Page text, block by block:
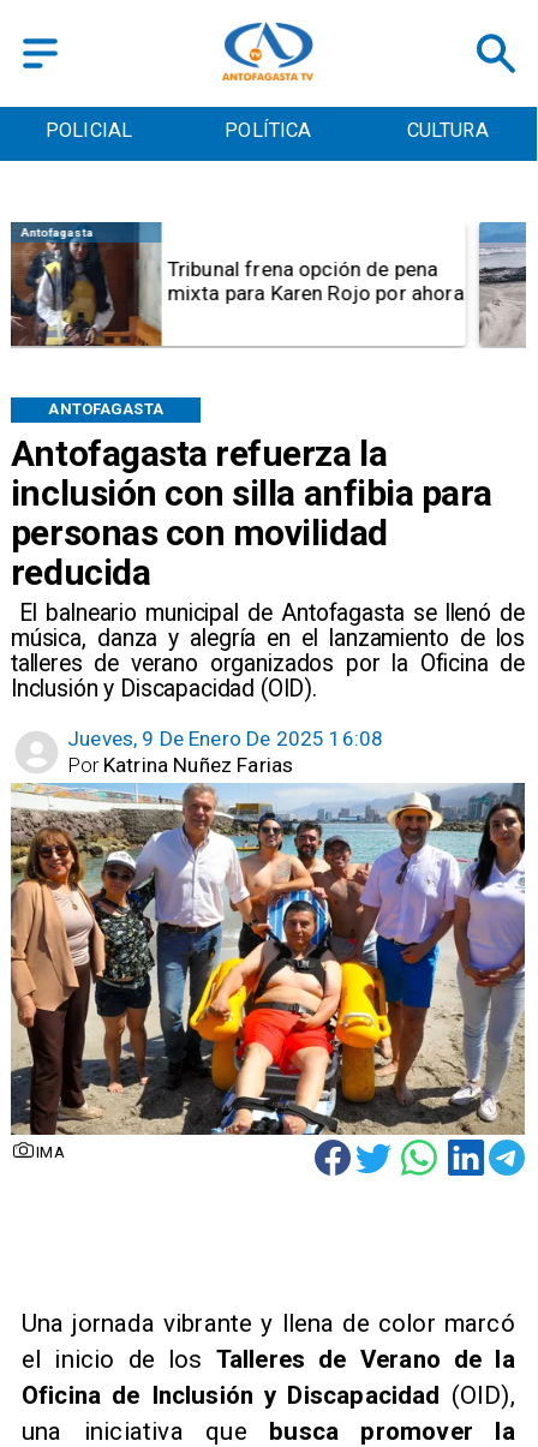
POLICIAL POLÍTICA CULTURA
Antofagasta refuerza la
inclusión con silla anfibia para
personas con movilidad
reducida
​ El balneario municipal de Antofagasta se llenó de
música, danza y alegría en el lanzamiento de los
talleres de verano organizados por la Oficina de
Inclusión y Discapacidad (OID).
ANTOFAGASTA
Jueves, 9 De Enero De 2025 16:08
Katrina Nuñez Farias
Por
IMA
Regional
denuncias por muerte de
ballena en Mejillones y maltrato
a lobos marinos en Antofagasta
Una jornada vibrante y llena de color marcó
el inicio de los Talleres de Verano de la
Oficina de Inclusión y Discapacidad (OID),
una iniciativa que busca promover la